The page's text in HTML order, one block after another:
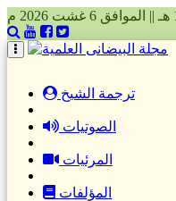
ترجمة الشيخ(current)
الصوتيات
المرئيات
المؤلفات